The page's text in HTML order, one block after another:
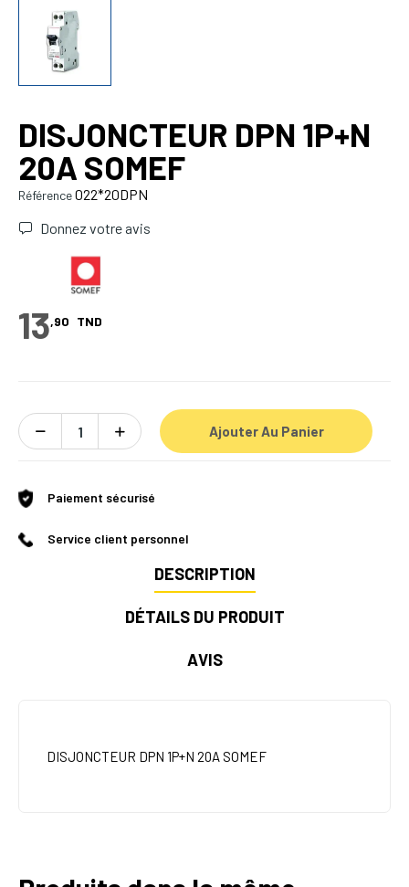
DISJONCTEUR DPN 1P+N
20A SOMEF
Référence022*20DPN
Donnez votre avis
13,90 TND
Ajouter Au Panier
Paiement sécurisé
Service client personnel
DESCRIPTION
DÉTAILS DU PRODUIT
AVIS
DISJONCTEUR DPN 1P+N 20A SOMEF